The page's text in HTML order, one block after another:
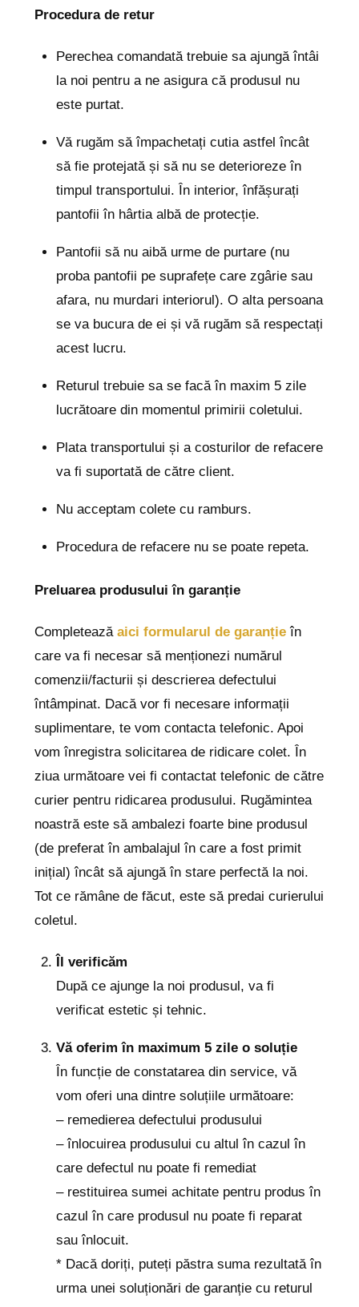
Procedura de retur
Perechea comandată trebuie sa ajungă întâi
la noi pentru a ne asigura că produsul nu
este purtat.
Vă rugăm să împachetați cutia astfel încât
să fie protejată și să nu se deterioreze în
timpul transportului. În interior, înfășurați
pantofii în hârtia albă de protecție.
Pantofii să nu aibă urme de purtare (nu
proba pantofii pe suprafețe care zgârie sau
afara, nu murdari interiorul). O alta persoana
se va bucura de ei și vă rugăm să respectați
acest lucru.
Returul trebuie sa se facă în maxim 5 zile
lucrătoare din momentul primirii coletului.
Plata transportului și a costurilor de refacere
va fi suportată de către client.
Nu acceptam colete cu ramburs.
Procedura de refacere nu se poate repeta.
Preluarea produsului în garanție
Completează aici formularul de garanțieîn
care va fi necesar să menționezi numărul
comenzii/facturii și descrierea defectului
întâmpinat. Dacă vor fi necesare informații
suplimentare, te vom contacta telefonic. Apoi
vom înregistra solicitarea de ridicare colet. În
ziua următoare vei fi contactat telefonic de către
curier pentru ridicarea produsului. Rugămintea
noastră este să ambalezi foarte bine produsul
(de preferat în ambalajul în care a fost primit
inițial) încât să ajungă în stare perfectă la noi.
Tot ce rămâne de făcut, este să predai curierului
coletul.
Îl verificăm
După ce ajunge la noi produsul, va fi
verificat estetic și tehnic.
Vă oferim în maximum 5 zile o soluție
În funcție de constatarea din service, vă
vom oferi una dintre soluțiile următoare:
– remedierea defectului produsului
– înlocuirea produsului cu altul în cazul în
care defectul nu poate fi remediat
– restituirea sumei achitate pentru produs în
cazul în care produsul nu poate fi reparat
sau înlocuit.
* Dacă doriți, puteți păstra suma rezultată în
urma unei soluționări de garanție cu returul